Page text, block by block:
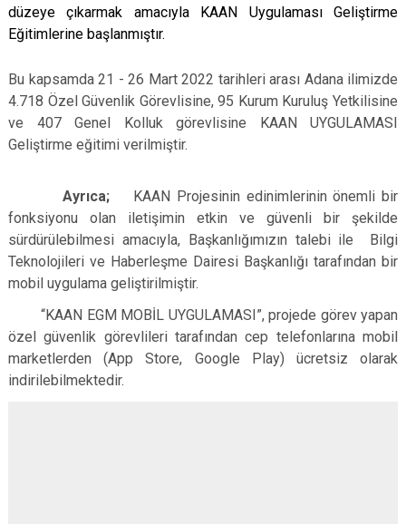
düzeye çıkarmak amacıyla KAAN Uygulaması Geliştirme
Eğitimlerine başlanmıştır.
Bu kapsamda 21 - 26 Mart 2022 tarihleri arası Adana ilimizde
4.718 Özel Güvenlik Görevlisine, 95 Kurum Kuruluş Yetkilisine
ve 407 Genel Kolluk görevlisine KAAN UYGULAMASI
Geliştirme eğitimi verilmiştir.
Ayrıca;KAAN Projesinin edinimlerinin önemli bir
fonksiyonu olan iletişimin etkin ve güvenli bir şekilde
sürdürülebilmesi amacıyla, Başkanlığımızın talebi ile Bilgi
Teknolojileri ve Haberleşme Dairesi Başkanlığı tarafından bir
mobil uygulama geliştirilmiştir.
“KAAN EGM MOBİL UYGULAMASI”, projede görev yapan
özel güvenlik görevlileri tarafından cep telefonlarına mobil
marketlerden (App Store, Google Play) ücretsiz olarak
indirilebilmektedir.